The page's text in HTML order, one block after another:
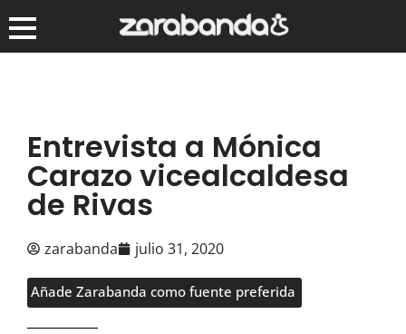
Entrevista a Mónica
Carazo vicealcaldesa
de Rivas
zarabanda julio 31, 2020
Añade Zarabanda como fuente preferida